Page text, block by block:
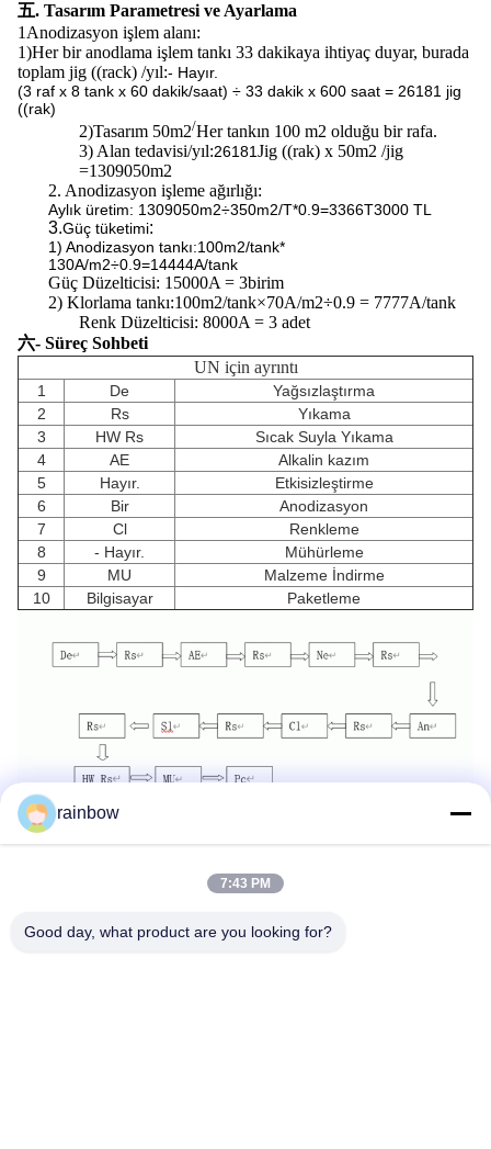
五. Tasarım Parametresi ve Ayarlama
1Anodizasyon işlem alanı:
1)Her bir anodlama işlem tankı 33 dakikaya ihtiyaç duyar, burada
toplam jig ((rack) /yıl:- Hayır.
(3 raf x 8 tank x 60 dakik/saat) ÷ 33 dakik x 600 saat = 26181 jig
((rak)
2)Tasarım 50m2/Her tankın 100 m2 olduğu bir rafa.
3) Alan tedavisi/yıl:26181Jig ((rak) x 50m2 /jig
=1309050m2
2. Anodizasyon işleme ağırlığı:
Aylık üretim: 1309050m2÷350m2/T*0.9=3366T3000 TL
3.Güç tüketimi:
1) Anodizasyon tankı:100m2/tank*
130A/m2÷0.9=14444A/tank
Güç Düzelticisi: 15000A = 3birim
2) Klorlama tankı:100m2/tank×70A/m2÷0.9 = 7777A/tank
Renk Düzelticisi: 8000A = 3 adet
六- Süreç Sohbeti
UN için ayrıntı
1 De
Yağsızlaştırma
2
Rs
Yıkama
3
HW Rs
Sıcak Suyla Yıkama
4
AE
Alkalin kazım
5
Hayır.
Etkisizleştirme
6
Bir
Anodizasyon
7
Cl
Renkleme
8
- Hayır.
Mühürleme
9
MU
Malzeme İndirme
10
Bilgisayar Paketleme
Etiketler: Eloksal Üretim Hattı
Alüminyum Eloksal Hattı
rainbow
7:43 PM
Good day, what product are you looking for?